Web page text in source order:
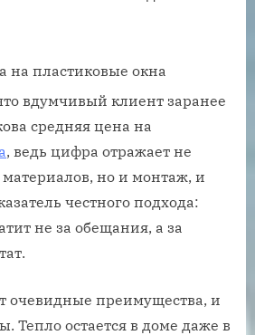
вдумчивый клиент заранее
средняя цена на
, ведь цифра отражает не
материалов, но и монтаж, и
честного подхода:
не за обещания, а за
очевидные преимущества, и
Тепло остается в доме даже в